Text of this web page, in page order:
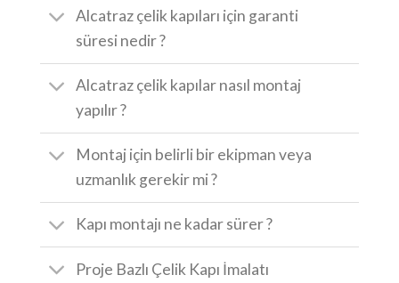
Alcatraz çelik kapıları için garanti
süresi nedir ?
Alcatraz çelik kapılar nasıl montaj
yapılır ?
Montaj için belirli bir ekipman veya
uzmanlık gerekir mi ?
Kapı montajı ne kadar sürer ?
Proje Bazlı Çelik Kapı İmalatı